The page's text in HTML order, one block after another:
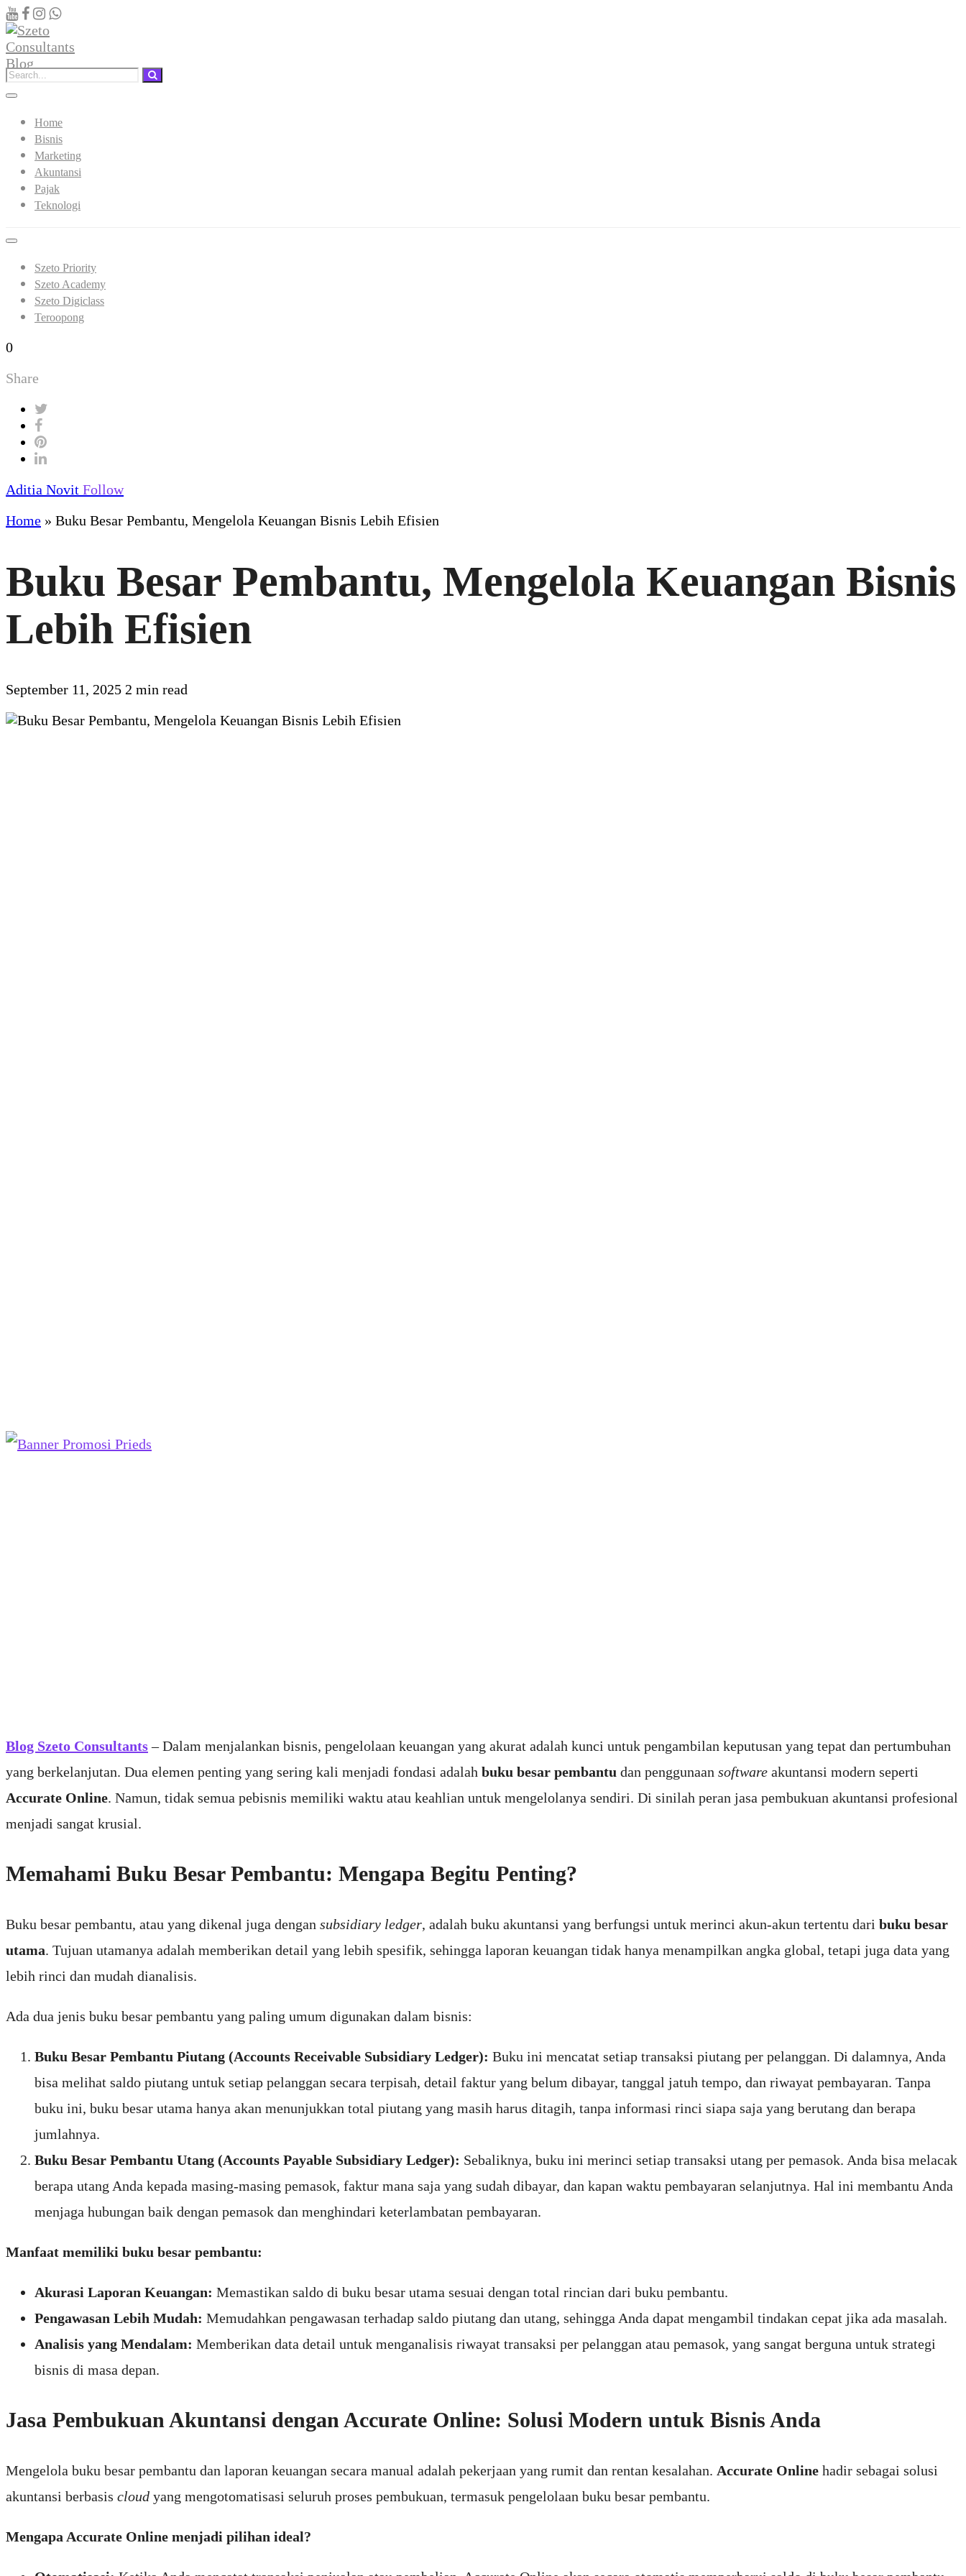
Home
Bisnis
Marketing
Akuntansi
Pajak
Teknologi
Szeto Priority
Szeto Academy
Szeto Digiclass
Teroopong
0
Share
Aditia Novit Follow
Home » Buku Besar Pembantu, Mengelola Keuangan Bisnis Lebih Efisien
Buku Besar Pembantu, Mengelola Keuangan Bisnis
Lebih Efisien
September 11, 2025 2 min read
Blog Szeto Consultants– Dalam menjalankan bisnis, pengelolaan keuangan yang akurat adalah kunci untuk pengambilan keputusan yang tepat dan pertumbuhan
yang berkelanjutan. Dua elemen penting yang sering kali menjadi fondasi adalah buku besar pembantu dan penggunaan software akuntansi modern seperti
Accurate Online. Namun, tidak semua pebisnis memiliki waktu atau keahlian untuk mengelolanya sendiri. Di sinilah peran jasa pembukuan akuntansi profesional
menjadi sangat krusial.
Memahami Buku Besar Pembantu: Mengapa Begitu Penting?
Buku besar pembantu, atau yang dikenal juga dengan subsidiary ledger, adalah buku akuntansi yang berfungsi untuk merinci akun-akun tertentu dari buku besar
utama. Tujuan utamanya adalah memberikan detail yang lebih spesifik, sehingga laporan keuangan tidak hanya menampilkan angka global, tetapi juga data yang
lebih rinci dan mudah dianalisis.
Ada dua jenis buku besar pembantu yang paling umum digunakan dalam bisnis:
Buku Besar Pembantu Piutang (Accounts Receivable Subsidiary Ledger): Buku ini mencatat setiap transaksi piutang per pelanggan. Di dalamnya, Anda
bisa melihat saldo piutang untuk setiap pelanggan secara terpisah, detail faktur yang belum dibayar, tanggal jatuh tempo, dan riwayat pembayaran. Tanpa
buku ini, buku besar utama hanya akan menunjukkan total piutang yang masih harus ditagih, tanpa informasi rinci siapa saja yang berutang dan berapa
jumlahnya.
Buku Besar Pembantu Utang (Accounts Payable Subsidiary Ledger): Sebaliknya, buku ini merinci setiap transaksi utang per pemasok. Anda bisa melacak
berapa utang Anda kepada masing-masing pemasok, faktur mana saja yang sudah dibayar, dan kapan waktu pembayaran selanjutnya. Hal ini membantu Anda
menjaga hubungan baik dengan pemasok dan menghindari keterlambatan pembayaran.
Manfaat memiliki buku besar pembantu:
Akurasi Laporan Keuangan: Memastikan saldo di buku besar utama sesuai dengan total rincian dari buku pembantu.
Pengawasan Lebih Mudah: Memudahkan pengawasan terhadap saldo piutang dan utang, sehingga Anda dapat mengambil tindakan cepat jika ada masalah.
Analisis yang Mendalam: Memberikan data detail untuk menganalisis riwayat transaksi per pelanggan atau pemasok, yang sangat berguna untuk strategi
bisnis di masa depan.
Jasa Pembukuan Akuntansi dengan Accurate Online: Solusi Modern untuk Bisnis Anda
Mengelola buku besar pembantu dan laporan keuangan secara manual adalah pekerjaan yang rumit dan rentan kesalahan. Accurate Online hadir sebagai solusi
akuntansi berbasis cloud yang mengotomatisasi seluruh proses pembukuan, termasuk pengelolaan buku besar pembantu.
Mengapa Accurate Online menjadi pilihan ideal?